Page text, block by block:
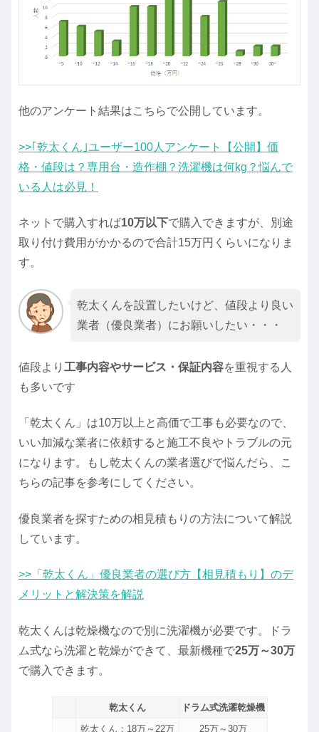
他のアンケート結果はこちらで公開しています。
>>｢乾太くん｣ユーザー100人アンケート【公開】価
格・値段は？専用台・造作棚？洗濯機は何kg？悩んで
いる人は必見！
ネットで購入すれば10万以下で購入できますが、別途
取り付け費用がかかるので合計15万円くらいになりま
す。
乾太くんを設置したいけど、値段より良い
業者（優良業者）にお願いしたい・・・
値段より 工事内容やサービス・保証内容を重視する人
も多いです
「乾太くん」は10万以上と高価で工事も必要なので、
いい加減な業者に依頼すると施工不良やトラブルの元
になります。もし乾太くんの業者選びで悩んだら、こ
ちらの記事を参考にしてください。
優良業者を探すための相見積もりの方法について解説
しています。
>>「乾太くん」優良業者の選び方【相見積もり】のデ
メリットと解決策を解説
乾太くんは乾燥機なので別に洗濯機が必要です。ドラ
ム式なら洗濯と乾燥ができて、最新機種で25万～30万
で購入できます。
乾太くん
ドラム式洗濯乾燥機
乾太くん：18万～22万
25万～30万